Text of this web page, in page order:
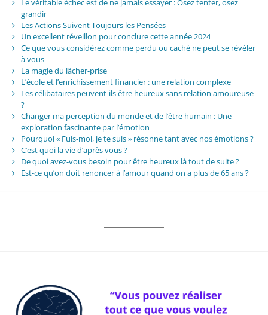
Le véritable échec est de ne jamais essayer : Osez tenter, osez
grandir
Les Actions Suivent Toujours les Pensées
Un excellent réveillon pour conclure cette année 2024
Ce que vous considérez comme perdu ou caché ne peut se révéler
à vous
La magie du lâcher-prise
L’école et l’enrichissement financier : une relation complexe
Les célibataires peuvent-ils être heureux sans relation amoureuse
?
Changer ma perception du monde et de l’être humain : Une
exploration fascinante par l’émotion
Pourquoi « Fuis-moi, je te suis » résonne tant avec nos émotions ?
C’est quoi la vie d’après vous ?
De quoi avez-vous besoin pour être heureux là tout de suite ?
Est-ce qu’on doit renoncer à l’amour quand on a plus de 65 ans ?